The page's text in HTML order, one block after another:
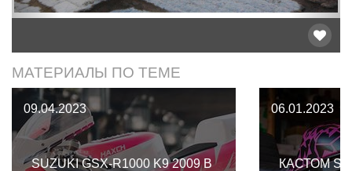
МАТЕРИАЛЫ ПО ТЕМЕ
09.04.2023
SUZUKI GSX-R1000 K9 2009 В
06.01.2023
КАСТОМ